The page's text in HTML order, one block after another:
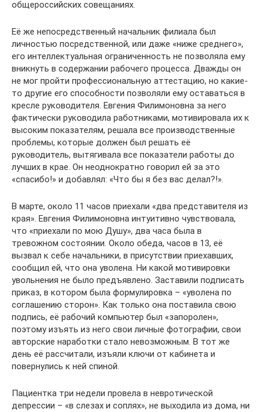
общероссийских совещаниях.
Её же непосредственный начальник филиала был
личностью посредственной, или даже «ниже среднего»,
его интеллектуальная ограниченность не позволяла ему
вникнуть в содержании рабочего процесса. Дважды он
не мог пройти профессиональную аттестацию, но какие-
то другие его способности позволяли ему оставаться в
кресле руководителя. Евгения Филимоновна за него
фактически руководила работниками, мотивировала их к
высоким показателям, решала все производственные
проблемы, которые должен был решать её
руководитель, вытягивала все показатели работы до
лучших в крае. Он неоднократно говорил ей за это
«спасибо!» и добавлял: «Что бы я без вас делал?!».
В марте, около 11 часов приехали «два представителя из
края». Евгения Филимоновна интуитивно чувствовала,
что «приехали по мою Душу», два часа была в
тревожном состоянии. Около обеда, часов в 13, её
вызвал к себе начальники, в присутствии приехавших,
сообщил ей, что она уволена. Ни какой мотивировки
увольнения не было предъявлено. Заставили подписать
приказ, в котором была формулировка – «уволена по
соглашению сторон». Как только она поставила свою
подпись, её рабочий компьютер был «запоролен»,
поэтому изъять из него свои личные фотографии, свои
авторские наработки стало невозможным. В тот же
день её рассчитали, изъяли ключи от кабинета и
повернулись к ней спиной.
Пациентка три недели провела в невротической
депрессии – «в слезах и соплях», не выходила из дома, ни